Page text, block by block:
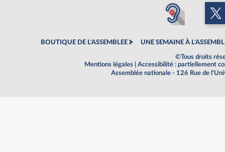
BOUTIQUE DE L'ASSEMBLEE UNE SEMAINE À
©Tous droits
Mentions légales
Accessibilité : partiellement
Assemblée nationale - 126 Rue de